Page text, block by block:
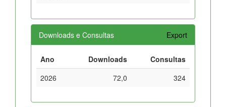
Downloads e Consultas Export
Ano Downloads
Consultas
2026
72,0 324